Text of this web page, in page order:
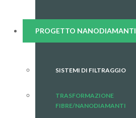
PROGETTO NANODIAMANTI
SISTEMI DI FILTRAGGIO
TRASFORMAZIONE
FIBRE/NANODIAMANTI